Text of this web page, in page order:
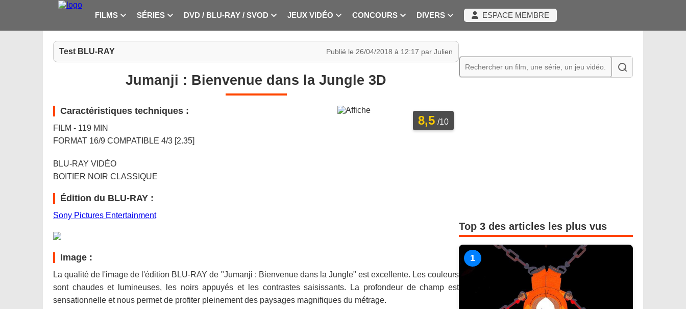
FILMS SÉRIES DVD / BLU-RAY / SVOD JEUX VIDÉO CONCOURS DIVERS ESPACE MEMBRE
Test BLU-RAY Publié le 26/04/2018 à 12:17 par Julien
Jumanji : Bienvenue dans la Jungle 3D
8,5 /10
Caractéristiques techniques :
FILM - 119 MIN
FORMAT 16/9 COMPATIBLE 4/3 [2.35]
BLU-RAY VIDÉO
BOITIER NOIR CLASSIQUE
Édition du BLU-RAY :
Sony Pictures Entertainment
Image :
La qualité de l'image de l'édition BLU-RAY de "Jumanji : Bienvenue dans la Jungle" est excellente. Les couleurs
sont chaudes et lumineuses, les noirs appuyés et les contrastes saisissants. La profondeur de champ est
sensationnelle et nous permet de profiter pleinement des paysages magnifiques du métrage.
Top 3 des articles les plus vus
1